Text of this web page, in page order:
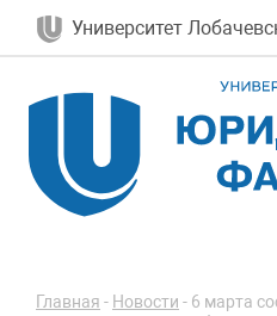
Университет
Главная - Новости - 6 марта